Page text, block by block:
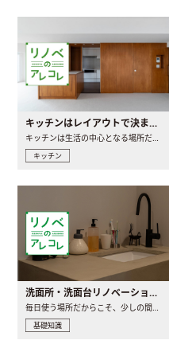
キッチンはレイアウトで決まる。後悔しないための考え方と選び方
キッチンは生活の中心となる場所だからこそ、家の中のどこに置..
キッチン
洗面所・洗面台リノベーションの事例と間取りアイデア
毎日使う場所だからこそ、少しの間取りの工夫や素材の選び方で..
基礎知識